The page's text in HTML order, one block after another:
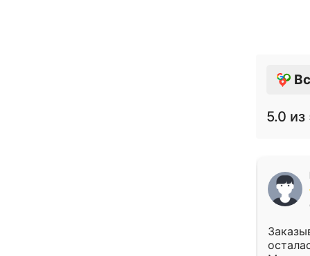
5.0 из